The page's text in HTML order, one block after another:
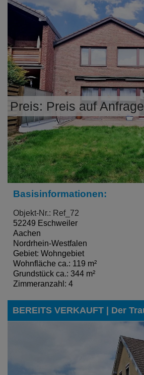
Basisinformationen:
Objekt-Nr.: Ref_72
52249 Eschweiler
Aachen
Nordrhein-Westfalen
Gebiet: Wohngebiet
Preis: Preis auf Anfrage
Wohnfläche ca.: 119 m²
Grundstück ca.: 344 m²
Zimmeranzahl: 4